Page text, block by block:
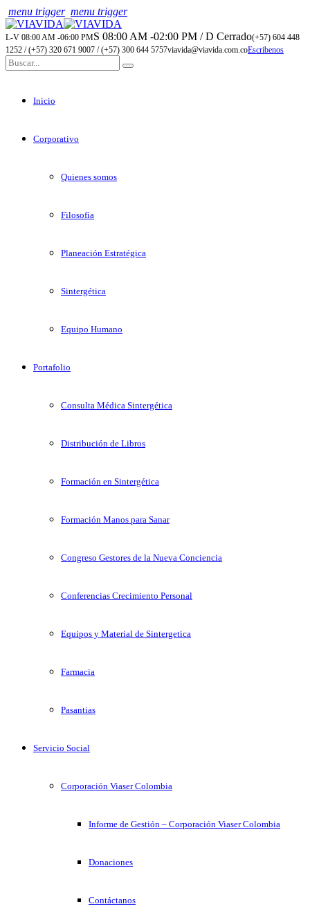
menu trigger menu trigger
L-V 08:00 AM -06:00 PMS 08:00 AM -02:00 PM / D Cerrado(+57) 604 448
1252 / (+57) 320 671 9007 / (+57) 300 644 5757viavida@viavida.com.coEscribenos
Inicio
Corporativo
Quienes somos
Filosofía
Planeación Estratégica
Sintergética
Equipo Humano
Portafolio
Consulta Médica Sintergética
Distribución de Libros
Formación en Sintergética
Formación Manos para Sanar
Congreso Gestores de la Nueva Conciencia
Conferencias Crecimiento Personal
Equipos y Material de Sintergetica
Farmacia
Pasantias
Servicio Social
Corporación Viaser Colombia
Informe de Gestión – Corporación Viaser Colombia
Donaciones
Contáctanos